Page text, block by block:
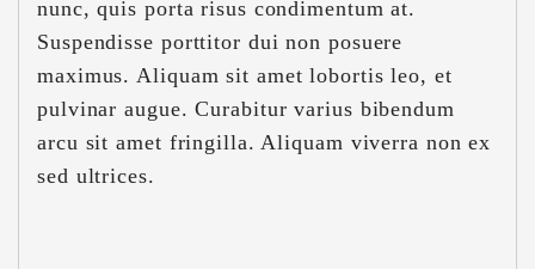
nunc, quis porta risus condimentum at.
Suspendisse porttitor dui non posuere
maximus. Aliquam sit amet lobortis leo, et
pulvinar augue. Curabitur varius bibendum
arcu sit amet fringilla. Aliquam viverra non ex
sed ultrices.